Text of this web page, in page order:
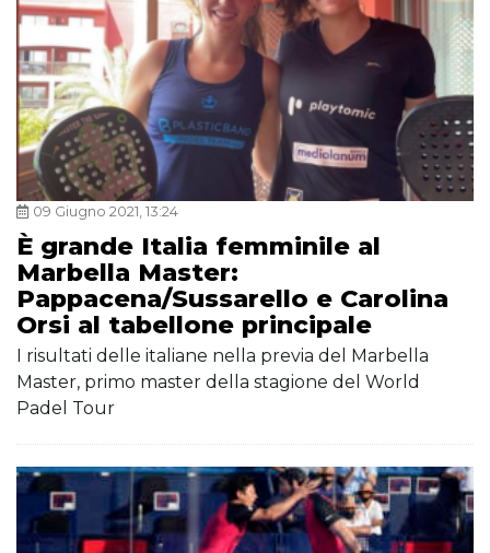
09 Giugno 2021, 13:24
È grande Italia femminile al
Marbella Master:
Pappacena/Sussarello e Carolina
Orsi al tabellone principale
I risultati delle italiane nella previa del Marbella
Master, primo master della stagione del World
Padel Tour